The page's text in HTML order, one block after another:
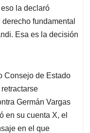
la declaró
fundamental
Esa es la decisión
Consejo de Estado
Germán Vargas
en su cuenta X, el
en el que